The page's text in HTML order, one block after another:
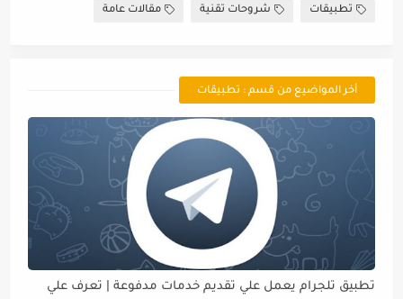
تطبيقات شروحات تقنية مقالات عامة
أخر المواضيع من قسم : تطبيقات
تطبيق تلجرام يعمل علي تقديم خدمات مدفوعة | تعرف علي